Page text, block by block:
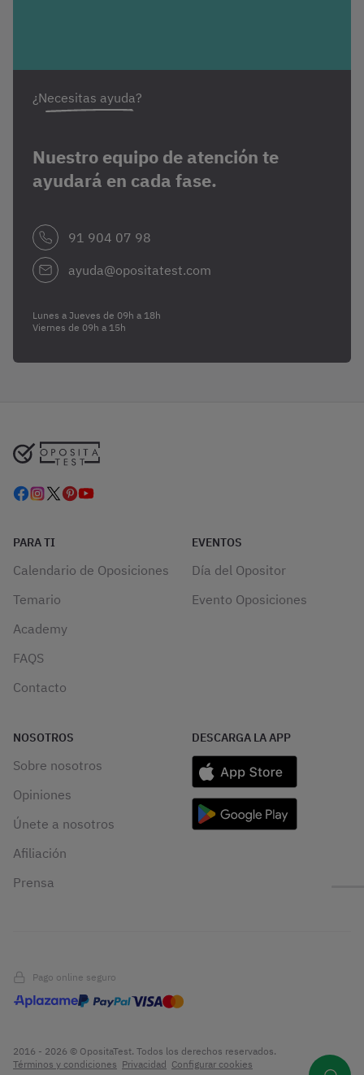
¿Necesitas ayuda?
Nuestro equipo de atención te
ayudará en cada fase.
91 904 07 98
ayuda@opositatest.com
Lunes a Jueves de 09h a 18h
Viernes de 09h a 15h